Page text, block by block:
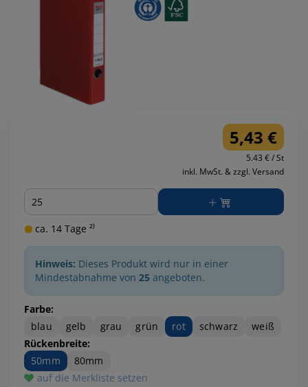
5,43 €
5.43 € / St
inkl. MwSt. & zzgl. Versand
Menge
ca. 14 Tage ²⁾
Hinweis: Dieses Produkt wird nur in einer
Mindestabnahme von 25 angeboten.
Farbe:
blau
gelb grau grün rot schwarz
weiß
Rückenbreite:
50mm
80mm
auf die Merkliste setzen